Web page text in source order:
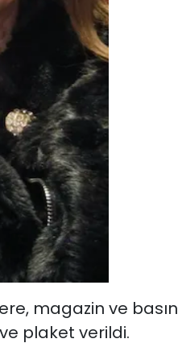
magazin ve basın
plaket verildi.